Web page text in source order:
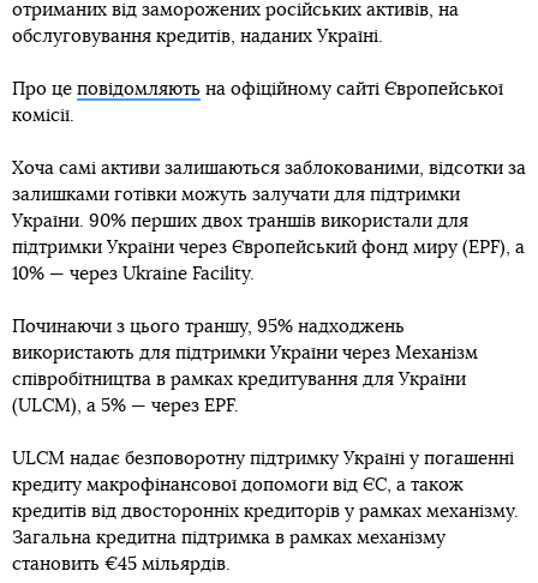
отриманих від заморожених російських активів, на
обслуговування кредитів, наданих Україні.
Про це повідомляють на офіційному сайті Європейської
комісії.
Хоча самі активи залишаються заблокованими, відсотки за
залишками готівки можуть залучати для підтримки
України. 90% перших двох траншів використали для
підтримки України через Європейський фонд миру (EPF), а
10% — через Ukraine Facility.
Починаючи з цього траншу, 95% надходжень
використають для підтримки України через Механізм
співробітництва в рамках кредитування для України
(ULCM), а 5% — через EPF.
ULCM надає безповоротну підтримку Україні у погашенні
кредиту макрофінансової допомоги від ЄС, а також
кредитів від двосторонніх кредиторів у рамках механізму.
Загальна кредитна підтримка в рамках механізму
становить €45 мільярдів.